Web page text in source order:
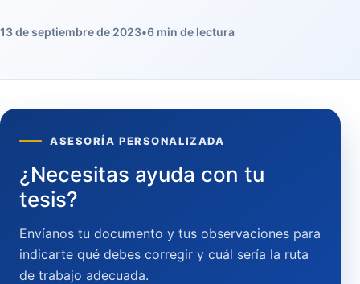
13 de septiembre de 2023•6 min de lectura
ASESORÍA PERSONALIZADA
¿Necesitas ayuda con tu
tesis?
Envíanos tu documento y tus observaciones para
indicarte qué debes corregir y cuál sería la ruta
de trabajo adecuada.